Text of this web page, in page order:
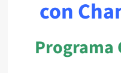
con
Programa